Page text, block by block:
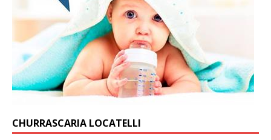
CHURRASCARIA LOCATELLI